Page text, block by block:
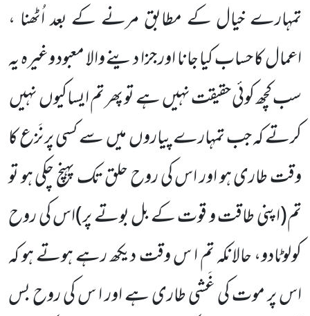
تمہارے خیال کے مطابق مرنے کے بعد اُٹھنا ،
اعمال کا حساب کیا جانا اور جزا دینے والا معبود وغیرہ یہ
سب کچھ کوئی حقیقت نہیںہے تو پھر تم ایساکیوںنہیں
کرتے کہ جب تمہارے پیاروںمیںسے کسی پر نَزع کا
وقت طاری ہو اور اس کی روح حلق تک پہنچ چکی ہو تو
تم(اپنی طاقت و قوت کے بل بوتے پر)اس کی روح
کولوٹادو، حالانکہ تم ا س وقت دیکھ رہے ہوتے ہو کہ
اس پر موت کی غَشی طاری ہے اور ا س کی روح بس